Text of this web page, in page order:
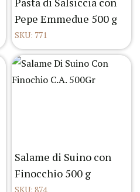
Pepe Emmedue 500 g
SKU: 771
Salame di Suino con
Finocchio 500 g
SKU: 874